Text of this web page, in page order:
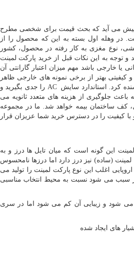
پیش می­ آید که بحث قیمت برای شخصی مطرح
در وهله اول بسته به این که محصول را از
نوع مغزی به کار رفته در محصول، کشور
و توجه به این نکات قبل از خرید پارکت لمینت
خارجی باشد مهم میزان اعتبار گارانتی آن
بهتر از برخی نمونه های خارجی ظاهر
کرد. استاندارد سایش AC را جدی بگیرید و
جلوگیری از هزینه های متعدد ثانویه می
کف ساختمان بیمه خواهد شد. ما در مجموعه
کیفیت را در دسترس خرید شما عزیزان قرار
این گونه است که میان تایل ها درز و به
(ساده) نیز درز دارد اما درزها نامحسوس
اغلب این نوع پارکت لمینت را تولید می
و 12 میلیمتر تولید می شوند و این امر سبب می شود نسبت به محیط انتخاب مناسبی
شود و زیبایی آن کم می شود اما در سری
های ایجاد شده